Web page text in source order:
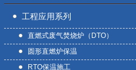
工程应用系列
直燃式废气焚烧炉（DTO）
圆形直燃炉保温
RTO保温施工